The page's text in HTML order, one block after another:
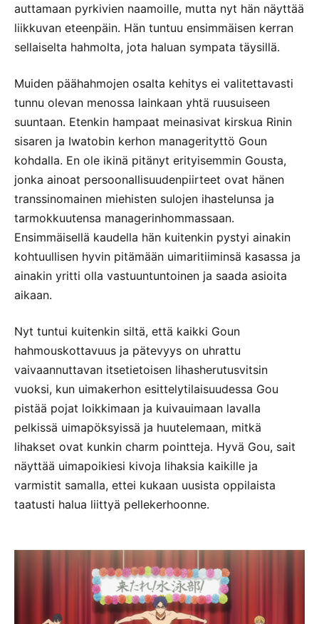
auttamaan pyrkivien naamoille, mutta nyt hän näyttää
liikkuvan eteenpäin. Hän tuntuu ensimmäisen kerran
sellaiselta hahmolta, jota haluan sympata täysillä.
Muiden päähahmojen osalta kehitys ei valitettavasti
tunnu olevan menossa lainkaan yhtä ruusuiseen
suuntaan. Etenkin hampaat meinasivat kirskua Rinin
sisaren ja Iwatobin kerhon managerityttö Goun
kohdalla. En ole ikinä pitänyt erityisemmin Gousta,
jonka ainoat persoonallisuudenpiirteet ovat hänen
transsinomainen miehisten sulojen ihastelunsa ja
tarmokkuutensa managerinhommassaan.
Ensimmäisellä kaudella hän kuitenkin pystyi ainakin
kohtuullisen hyvin pitämään uimaritiiminsä kasassa ja
ainakin yritti olla vastuuntuntoinen ja saada asioita
aikaan.
Nyt tuntui kuitenkin siltä, että kaikki Goun
hahmouskottavuus ja pätevyys on uhrattu
vaivaannuttavan itsetietoisen lihasherutusvitsin
vuoksi, kun uimakerhon esittelytilaisuudessa Gou
pistää pojat loikkimaan ja kuivauimaan lavalla
pelkissä uimapöksyissä ja huutelemaan, mitkä
lihakset ovat kunkin charm pointteja. Hyvä Gou, sait
näyttää uimapoikiesi kivoja lihaksia kaikille ja
varmistit samalla, ettei kukaan uusista oppilaista
taatusti halua liittyä pellekerhoonne.